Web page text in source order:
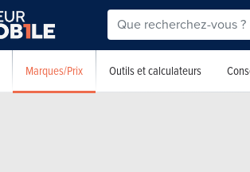
Marques/Prix Outils et calculateurs